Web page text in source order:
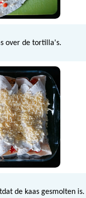
over de tortilla's.
de kaas gesmolten is.